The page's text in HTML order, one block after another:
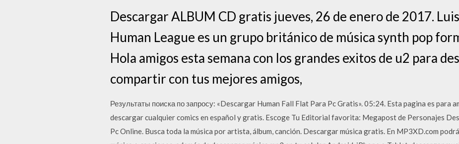
Descargar ALBUM CD gratis jueves, 26 de enero de 2017.
Human League es un grupo británico de música synth pop
Hola amigos esta semana con los grandes exitos de u2 para
compartir con tus mejores amigos,
Результаты поиска по запросу: «Descargar Human Fall Flat Para Pc Gratis». 05:24. Esta pagina es para
descargar cualquier comics en español y gratis. Escoge Tu Editorial favorita: Megapost de Personajes
Pc Online. Busca toda la música por artista, álbum, canción. Descargar música gratis. En MP3XD.com